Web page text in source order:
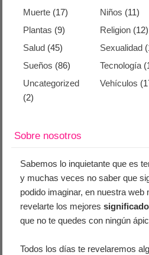
Muerte (17) Niños (11)
Plantas (9) Religion (12)
Salud (45) Sexualidad
Sueños (86) Tecnología
Uncategorized
(2)
Vehículos
Sobre nosotros
Sabemos lo inquietante que es
y muchas veces no saber que
podido imaginar, en nuestra web
revelarte los mejores
que no te quedes con ningún
Todos los días te revelaremos